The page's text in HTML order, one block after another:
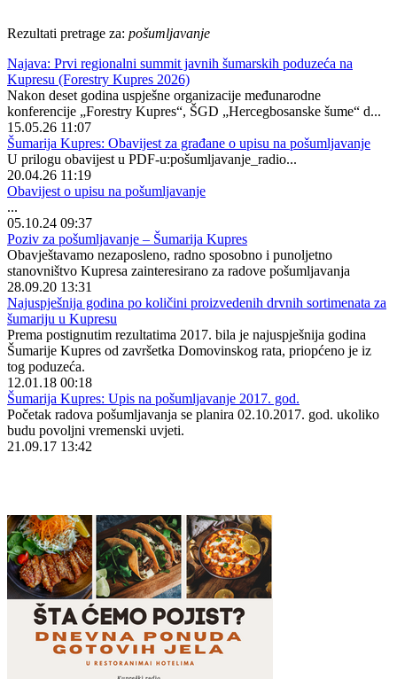
Rezultati pretrage za: pošumljavanje
Najava: Prvi regionalni summit javnih šumarskih poduzeća na
Kupresu (Forestry Kupres 2026)
Nakon deset godina uspješne organizacije međunarodne
konferencije „Forestry Kupres“, ŠGD „Hercegbosanske šume“ d...
15.05.26 11:07
Šumarija Kupres: Obavijest za građane o upisu na pošumljavanje
U prilogu obavijest u PDF-u:pošumljavanje_radio...
20.04.26 11:19
Obavijest o upisu na pošumljavanje
...
05.10.24 09:37
Poziv za pošumljavanje – Šumarija Kupres
Obavještavamo nezaposleno, radno sposobno i punoljetno
stanovništvo Kupresa zainteresirano za radove pošumljavanja
28.09.20 13:31
Najuspješnija godina po količini proizvedenih drvnih sortimenata za
šumariju u Kupresu
Prema postignutim rezultatima 2017. bila je najuspješnija godina
Šumarije Kupres od završetka Domovinskog rata, priopćeno je iz
tog poduzeća.
12.01.18 00:18
Šumarija Kupres: Upis na pošumljavanje 2017. god.
Početak radova pošumljavanja se planira 02.10.2017. god. ukoliko
budu povoljni vremenski uvjeti.
21.09.17 13:42